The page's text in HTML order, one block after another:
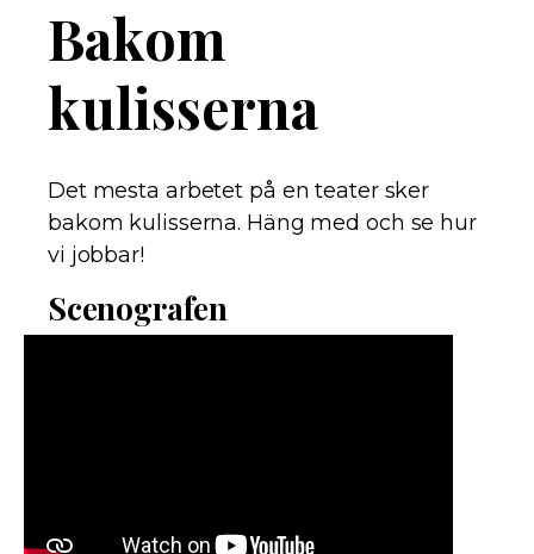
Bakom
kulisserna
Det mesta arbetet på en teater sker
bakom kulisserna. Häng med och se hur
vi jobbar!
Scenografen